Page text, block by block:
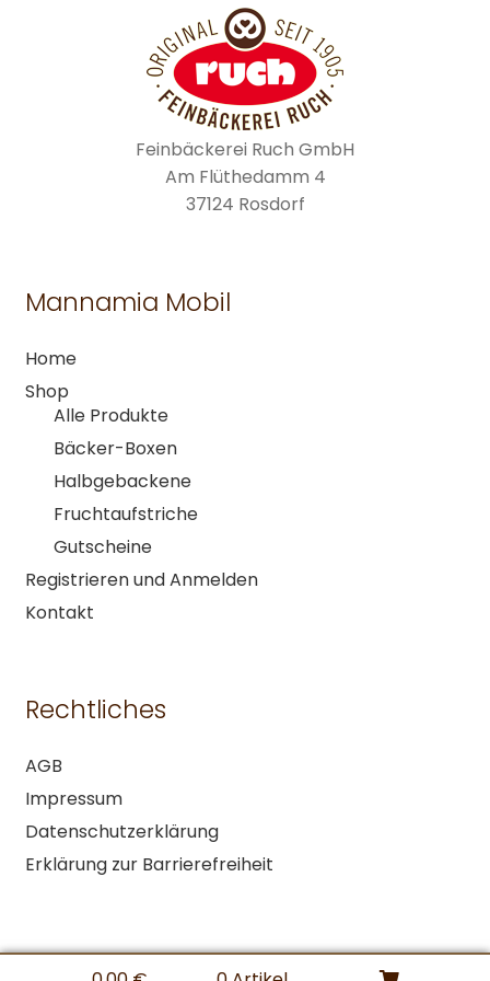
Feinbäckerei Ruch GmbH
Am Flüthedamm 4
37124 Rosdorf
Mannamia Mobil
Home
Shop
Alle Produkte
Bäcker-Boxen
Halbgebackene
Fruchtaufstriche
Gutscheine
Registrieren und Anmelden
Kontakt
Rechtliches
AGB
Impressum
Datenschutzerklärung
Erklärung zur Barrierefreiheit